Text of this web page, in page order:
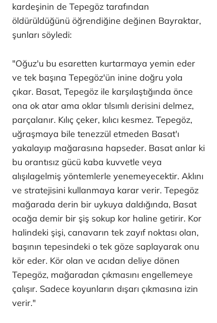
kardeşinin de Tepegöz tarafından
öldürüldüğünü öğrendiğine değinen Bayraktar,
şunları söyledi:
"Oğuz'u bu esaretten kurtarmaya yemin eder
ve tek başına Tepegöz'ün inine doğru yola
çıkar. Basat, Tepegöz ile karşılaştığında önce
ona ok atar ama oklar tılsımlı derisini delmez,
parçalanır. Kılıç çeker, kılıcı kesmez. Tepegöz,
uğraşmaya bile tenezzül etmeden Basat'ı
yakalayıp mağarasına hapseder. Basat anlar ki
bu orantısız gücü kaba kuvvetle veya
alışılagelmiş yöntemlerle yenemeyecektir. Aklını
ve stratejisini kullanmaya karar verir. Tepegöz
mağarada derin bir uykuya daldığında, Basat
ocağa demir bir şiş sokup kor haline getirir. Kor
halindeki şişi, canavarın tek zayıf noktası olan,
başının tepesindeki o tek göze saplayarak onu
kör eder. Kör olan ve acıdan deliye dönen
Tepegöz, mağaradan çıkmasını engellemeye
çalışır. Sadece koyunların dışarı çıkmasına izin
verir."